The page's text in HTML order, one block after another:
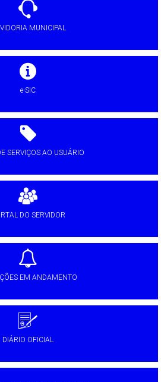
MUNICIPAL
e-SIC
SERVIÇOS AO USUÁRIO
DO SERVIDOR
EM ANDAMENTO
DIÁRIO OFICIAL